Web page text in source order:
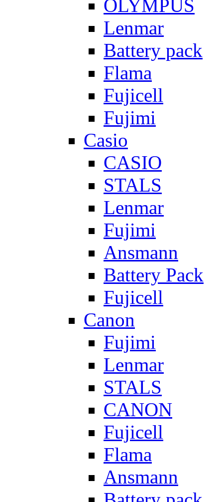
OLYMPUS
Lenmar
Battery pack
Flama
Fujicell
Fujimi
Casio
CASIO
STALS
Lenmar
Fujimi
Ansmann
Battery Pack
Fujicell
Canon
Fujimi
Lenmar
STALS
CANON
Fujicell
Flama
Ansmann